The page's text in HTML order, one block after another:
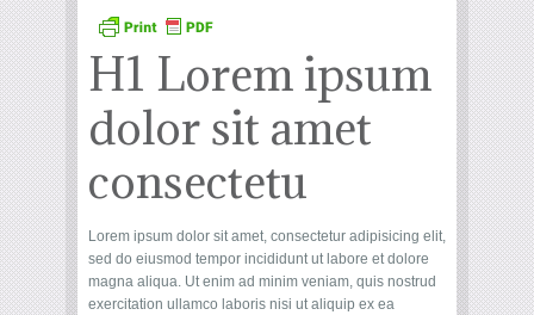
H1 Lorem ipsum
dolor sit amet
consectetu
Lorem ipsum dolor sit amet, consectetur adipisicing elit,
sed do eiusmod tempor incididunt ut labore et dolore
magna aliqua. Ut enim ad minim veniam, quis nostrud
exercitation ullamco laboris nisi ut aliquip ex ea